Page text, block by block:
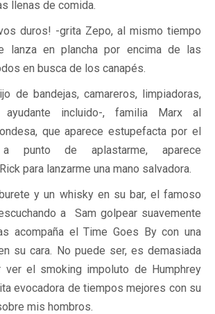
llenas de comida.
duros! -grita Zepo, al mismo tiempo
lanza en plancha por encima de las
en busca de los canapés.
de bandejas, camareros, limpiadoras,
ayudante incluido-, familia Marx al
que aparece estupefacta por el
punto de aplastarme, aparece
para lanzarme una mano salvadora.
y un whisky en su bar, el famoso
a Sam golpear suavemente
acompaña el Time Goes By con una
su cara. No puede ser, es demasiada
ver el smoking impoluto de Humphrey
evocadora de tiempos mejores con su
mis hombros.